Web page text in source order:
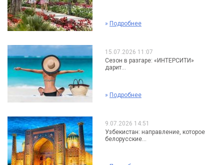
» Подробнее
15.07.2026 11:07
Сезон в разгаре: «ИНТЕРСИТИ»
дарит...
» Подробнее
9.07.2026 14:51
Узбекистан: направление, которое
белорусские...